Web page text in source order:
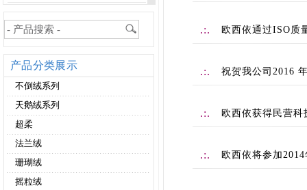
产品分类展示
不倒绒系列
天鹅绒系列
超柔
法兰绒
珊瑚绒
摇粒绒
.:. 欧西依通过ISO质
.:. 祝贺我公司2016
.:. 欧西依获得民营科
.:. 欧西依将参加